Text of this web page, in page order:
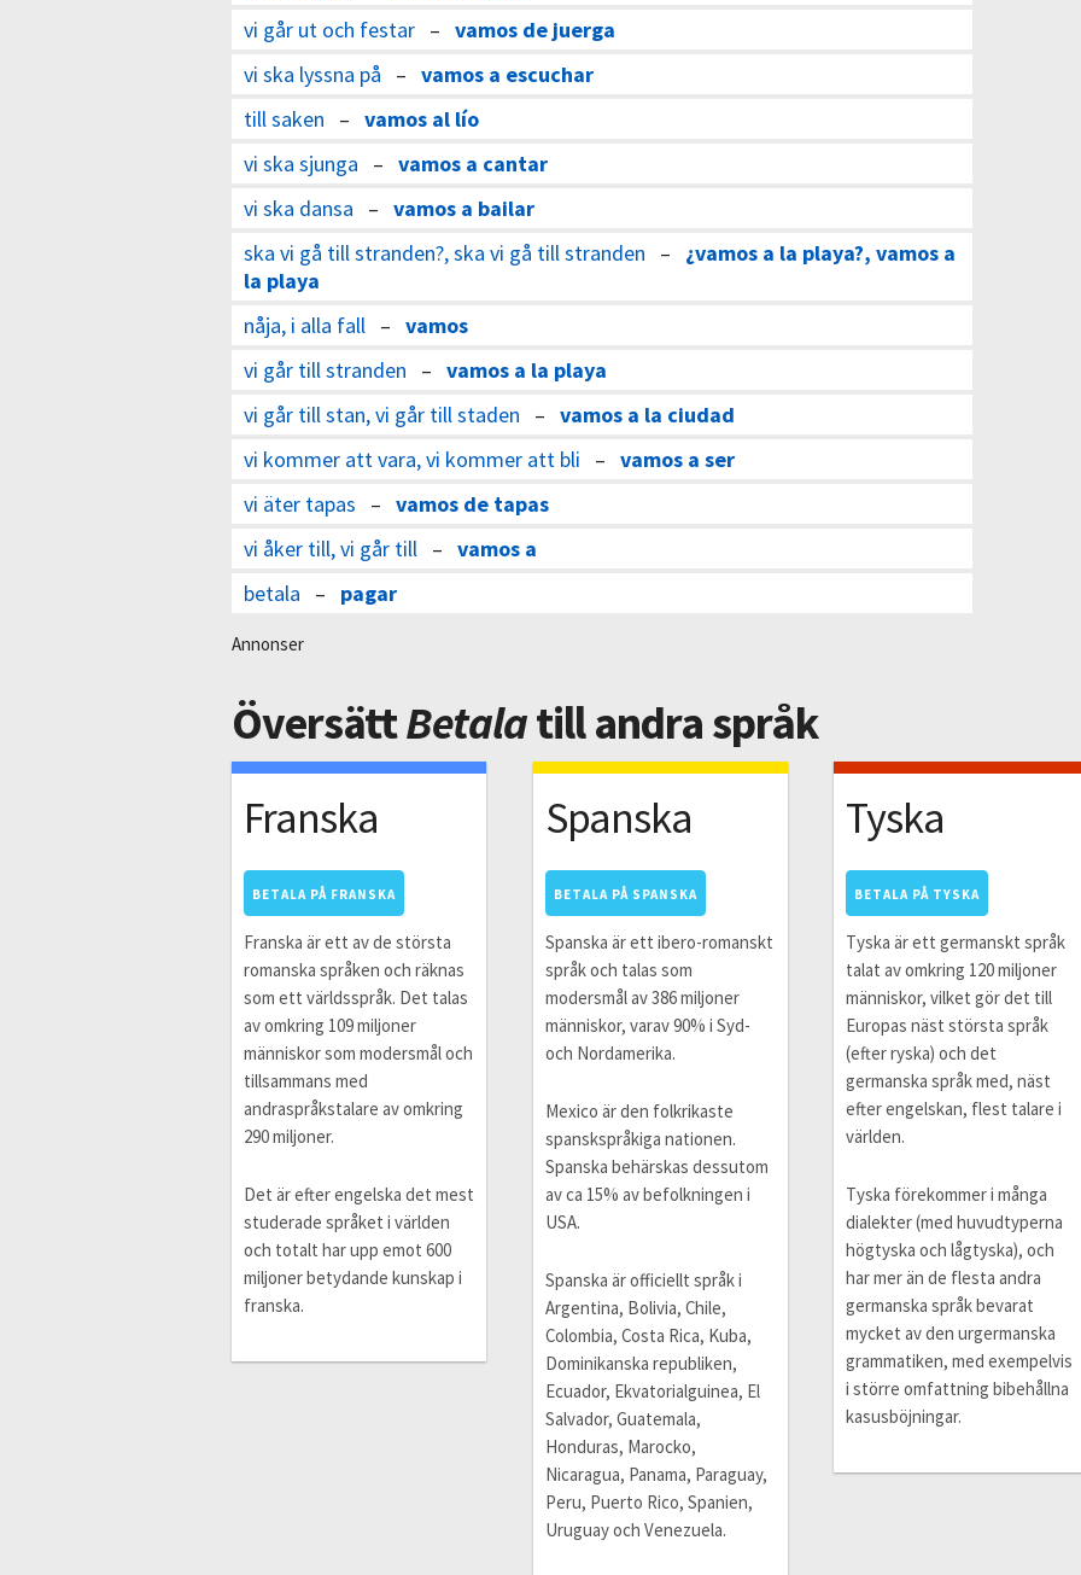
vi går ut och festar – vamos de juerga
vi ska lyssna på – vamos a escuchar
till saken – vamos al lío
vi ska sjunga – vamos a cantar
vi ska dansa – vamos a bailar
ska vi gå till stranden?, ska vi gå till stranden – ¿vamos a la playa?, vamos a
la playa
nåja, i alla fall – vamos
vi går till stranden – vamos a la playa
vi går till stan, vi går till staden – vamos a la ciudad
vi kommer att vara, vi kommer att bli – vamos a ser
vi äter tapas – vamos de tapas
vi åker till, vi går till – vamos a
betala – pagar
Annonser
ÖversättBetalatill andra språk
Franska
BETALA PÅ FRANSKA
Franska är ett av de största
romanska språken och räknas
som ett världsspråk. Det talas
av omkring 109 miljoner
människor som modersmål och
tillsammans med
andraspråkstalare av omkring
290 miljoner.
Det är efter engelska det mest
studerade språket i världen
och totalt har upp emot 600
miljoner betydande kunskap i
franska.
Spanska
BETALA PÅ SPANSKA
Spanska är ett ibero-romanskt
språk och talas som
modersmål av 386 miljoner
människor, varav 90% i Syd-
och Nordamerika.
Mexico är den folkrikaste
spanskspråkiga nationen.
Spanska behärskas dessutom
av ca 15% av befolkningen i
USA.
Spanska är officiellt språk i
Argentina, Bolivia, Chile,
Colombia, Costa Rica, Kuba,
Dominikanska republiken,
Ecuador, Ekvatorialguinea, El
Salvador, Guatemala,
Honduras, Marocko,
Nicaragua, Panama, Paraguay,
Peru, Puerto Rico, Spanien,
Uruguay och Venezuela.
Tyska
BETALA PÅ TYSKA
Tyska är ett germanskt språk
talat av omkring 120 miljoner
människor, vilket gör det till
Europas näst största språk
(efter ryska) och det
germanska språk med, näst
efter engelskan, flest talare i
världen.
Tyska förekommer i många
dialekter (med huvudtyperna
högtyska och lågtyska), och
har mer än de flesta andra
germanska språk bevarat
mycket av den urgermanska
grammatiken, med exempelvis
i större omfattning bibehållna
kasusböjningar.